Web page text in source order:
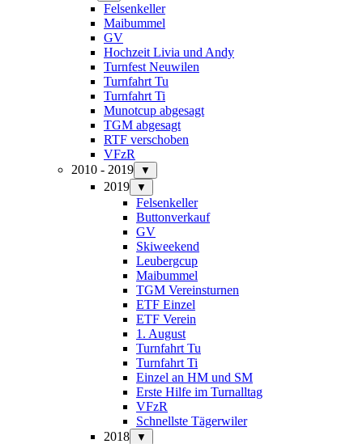
Felsenkeller
Maibummel
GV
Hochzeit Livia und Andy
Turnfest Neuwilen
Turnfahrt Tu
Turnfahrt Ti
Munotcup abgesagt
TGM abgesagt
RTF verschoben
VFzR
2010 - 2019
▼
2019 ▼
Felsenkeller
Buttonverkauf
GV
Skiweekend
Leubergcup
Maibummel
TGM Vereinsturnen
ETF Einzel
ETF Verein
1. August
Turnfahrt Tu
Turnfahrt Ti
Einzel an HM und SM
Erste Hilfe im Turnalltag
VFzR
Schnellste Tägerwiler
2018
▼